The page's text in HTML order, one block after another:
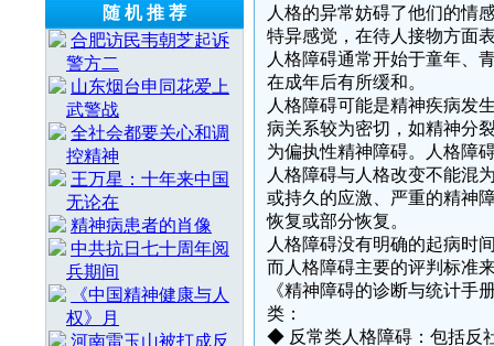
随 机 推 荐
合肥访民韦朝芝起诉
警方二
山东烟台申同花爱上
武警战
全社会都要关心和调
控精神
王万星：十年来中国
无论在
精神病患者的肖像
中共抗日七十周年阅
兵期间
《中国精神健康与人
权》月
河南雷玉山被打成反
人格的异常妨碍了他们的情
特异感觉，在待人接物方面
人格障碍通常开始于童年、
在成年后有所缓和。
人格障碍可能是精神疾病发
病关系较为密切，如精神分
为偏执性精神障碍。人格障
人格障碍与人格改变不能混
或持久的应激、严重的精神
恢复或部分恢复。
人格障碍没有明确的起病时
而人格障碍主要的评判标准
《精神障碍的诊断与统计手
类：
◆ 反常类人格障碍：包括反